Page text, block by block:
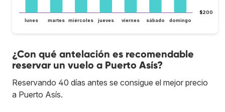
$200
lunes martes miércoles jueves viernes sábado domingo
¿Con qué antelación es recomendable
reservar un vuelo a Puerto Asís?
Reservando 40 días antes se consigue el mejor precio
a Puerto Asís.